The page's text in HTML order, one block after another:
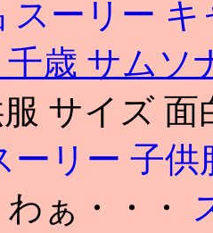
スーリー
歳 サムソ
サイズ
ーリー 子
ぁ・・・